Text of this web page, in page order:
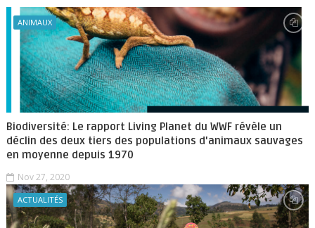
ANIMAUX
Biodiversité: Le rapport Living Planet du WWF révèle un
déclin des deux tiers des populations d'animaux sauvages
en moyenne depuis 1970
Nov 27, 2020
ACTUALITÉS